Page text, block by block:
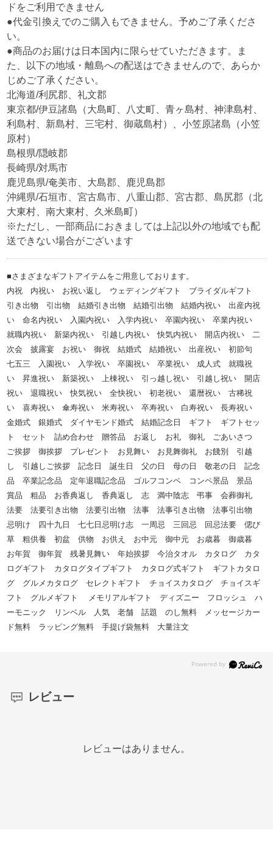
ドをご利用できません
●代金引換えでのご購入もできません。予めご了承くださ
い。
●商品のお届けは日本国内に限らせていただきます。ま
た、以下の地域・離島への配送はできませんので、あらか
じめご了承ください。
北海道/利尻郡、礼文郡
東京都/伊豆諸島（大島町、八丈町、青ヶ島村、神津島村、
利島村、新島村、三宅村、御蔵島村）、小笠原諸島（小笠
原村）
島根県/隠岐郡
長崎県/対馬市
鹿児島県/奄美市、大島郡、鹿児島郡
沖縄県/石垣市、宮古島市、八重山郡、宮古郡、島尻郡（北
大東村、南大東村、久米島町）
※ただし、一部商品におきましては上記以外の地域でも配
送できない場合がございます
■さまざまなギフトアイテムをご用意しております。
内祝 内祝い お祝い返し ウェディングギフト ブライダルギフト
引き出物 引出物 結婚引き出物 結婚引出物 結婚内祝い 出産内祝
い 命名内祝い 入園内祝い 入学内祝い 卒園内祝い 卒業内祝い
就職内祝い 新築内祝い 引越し内祝い 快気内祝い 開店内祝い 二
次会 披露宴 お祝い 御祝 結婚式 結婚祝い 出産祝い 初節句
七五三 入園祝い 入学祝い 卒園祝い 卒業祝い 成人式 就職祝
い 昇進祝い 新築祝い 上棟祝い 引っ越し祝い 引越し祝い 開店
祝い 退職祝い 快気祝い 全快祝い 初老祝い 還暦祝い 古稀祝
い 喜寿祝い 傘寿祝い 米寿祝い 卒寿祝い 白寿祝い 長寿祝い
金婚式 銀婚式 ダイヤモンド婚式 結婚記念日 ギフト ギフトセッ
ト セット 詰め合わせ 贈答品 お返し お礼 御礼 ごあいさつ
ご挨拶 御挨拶 プレゼント お見舞い お見舞御礼 お餞別 引越
し 引越しご挨拶 記念日 誕生日 父の日 母の日 敬老の日 記念
品 卒業記念品 定年退職記念品 ゴルフコンペ コンペ景品 景品
賞品 粗品 お香典返し 香典返し 志 満中陰志 弔事 会葬御礼
法要 法要引き出物 法要引出物 法事 法事引き出物 法事引出物
忌明け 四十九日 七七日忌明け志 一周忌 三回忌 回忌法要 偲び
草 粗供養 初盆 供物 お供え お中元 御中元 お歳暮 御歳暮
お年賀 御年賀 残暑見舞い 年始挨拶 今治タオル カタログ カタ
ログギフト カタログタイプギフト カタログ式ギフト ギフトカタロ
グ グルメカタログ セレクトギフト チョイスカタログ チョイスギ
フト グルメギフト メモリアルギフト ディズニー フロッシュ ハ
ーモニック リンベル 人気 老舗 話題 のし無料 メッセージカー
ド無料 ラッピング無料 手提げ袋無料 大量注文
レビュー
レビューはありません。